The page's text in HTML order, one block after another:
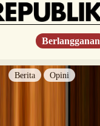
Berlangganan
Berita Opini